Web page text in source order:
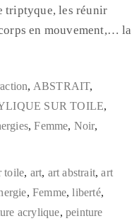
triptyque, les réunir
en mouvement,… la
, ABSTRAIT,
SUR TOILE,
,Femme, Noir,
toile, art, art abstrait,art
,Femme,liberté,
acrylique,peinture